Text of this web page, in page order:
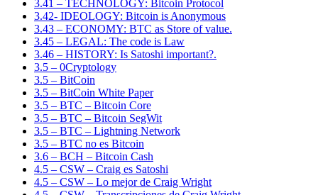
3.41 – TECHNOLOGY: Bitcoin Protocol
3.42- IDEOLOGY: Bitcoin is Anonymous
3.43 – ECONOMY: BTC as Store of value.
3.45 – LEGAL: The code is Law
3.46 – HISTORY: Is Satoshi important?.
3.5 – 0Cryptology
3.5 – BitCoin
3.5 – BitCoin White Paper
3.5 – BTC – Bitcoin Core
3.5 – BTC – Bitcoin SegWit
3.5 – BTC – Lightning Network
3.5 – BTC no es Bitcoin
3.6 – BCH – Bitcoin Cash
4.5 – CSW – Craig es Satoshi
4.5 – CSW – Lo mejor de Craig Wright